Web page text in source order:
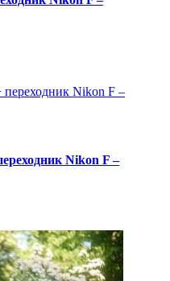
Nikon F –